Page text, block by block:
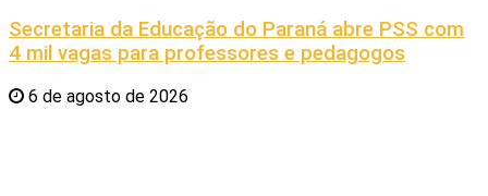
Secretaria da Educação do Paraná abre PSS com
4 mil vagas para professores e pedagogos
6 de agosto de 2026